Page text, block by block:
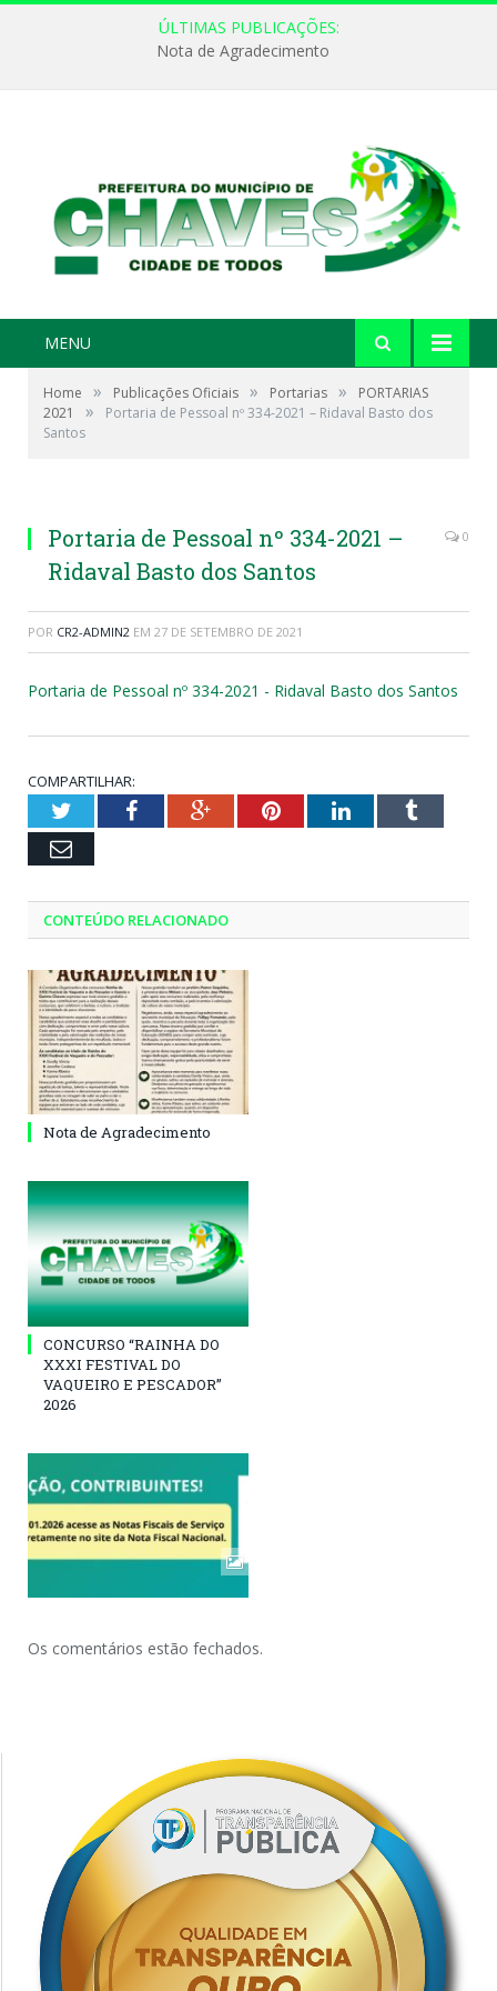
ÚLTIMAS PUBLICAÇÕES:
Nota de Agradecimento
MENU
Home » Publicações Oficiais » Portarias »
PORTARIAS
2021
»
Portaria de Pessoal nº 334-2021 – Ridaval Basto dos
Santos
Portaria de Pessoal nº 334-2021 –
Ridaval Basto dos Santos
0
POR CR2-ADMIN2 EM 27 DE SETEMBRO DE 2021
Portaria de Pessoal nº 334-2021 - Ridaval Basto dos Santos
COMPARTILHAR:
TwitterFacebookGoogle+PinterestLinkedInTumblr
Email
CONTEÚDO RELACIONADO
Nota de Agradecimento
CONCURSO “RAINHA DO
XXXI FESTIVAL DO
VAQUEIRO E PESCADOR”
2026
Os comentários estão fechados.